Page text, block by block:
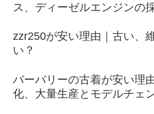
ス、ディーゼルエンジンの
zzr250が安い理由｜古い、
い？
バーバリーの古着が安い理
化、大量生産とモデルチェ